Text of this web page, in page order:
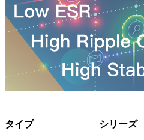
タイプ シリーズ